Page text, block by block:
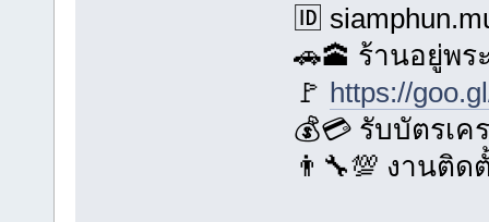
🆔
🚗🕋 ร้านอยู่พ
🚩 https://
💰💳 รับบัตรเ
👨‍🔧💯 งานติด